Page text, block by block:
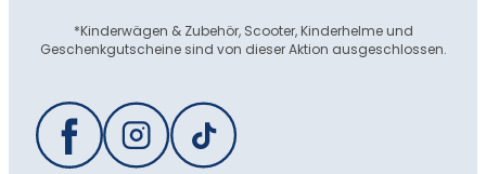
*Kinderwägen & Zubehör, Scooter, Kinderhelme und
Geschenkgutscheine sind von dieser Aktion ausgeschlossen.